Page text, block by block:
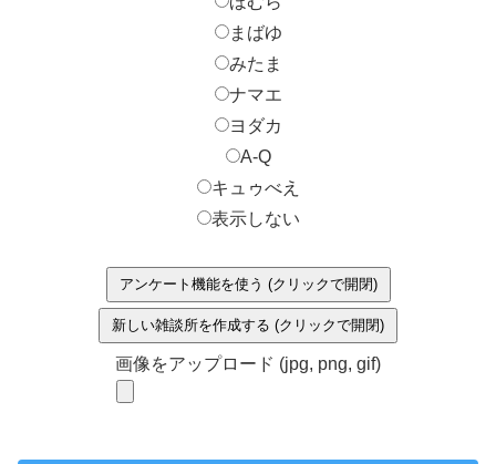
まばゆ
みたま
ナマエ
ヨダカ
A-Q
キュゥべえ
表示しない
アンケート機能を使う (クリックで開閉)
新しい雑談所を作成する (クリックで開閉)
画像をアップロード (jpg, png, gif)